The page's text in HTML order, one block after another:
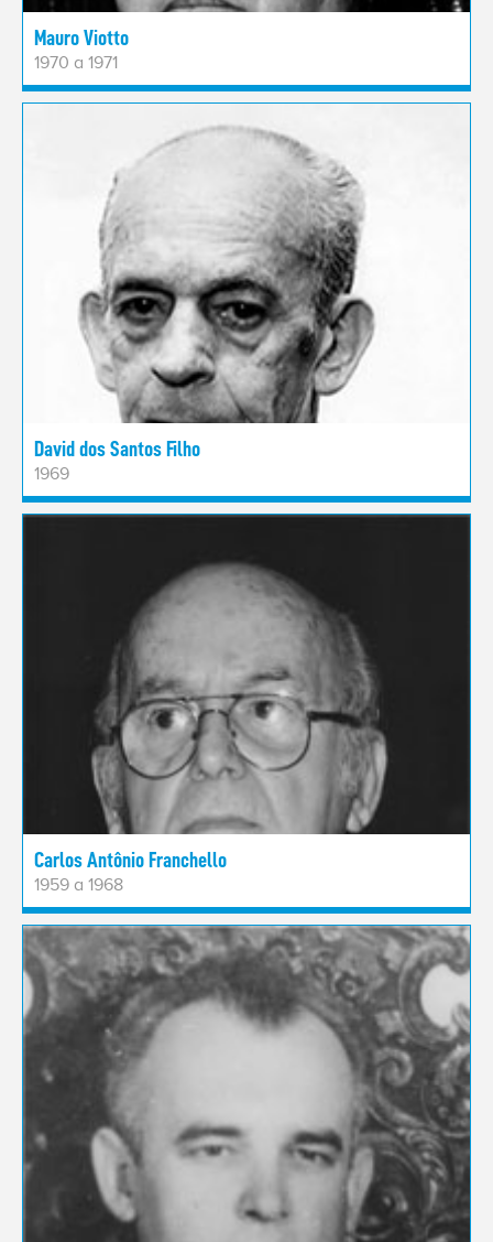
Mauro Viotto
1970 a 1971
David dos Santos Filho
1969
Carlos Antônio Franchello
1959 a 1968